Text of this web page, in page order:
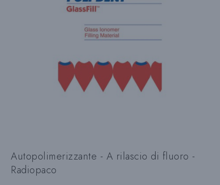
Autopolimerizzante - A rilascio di fluoro -
Radiopaco